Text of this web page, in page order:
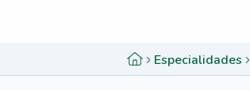
Especialidades